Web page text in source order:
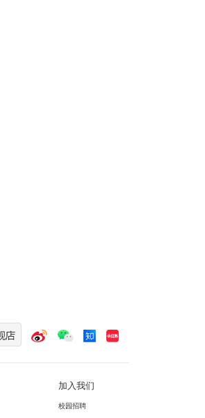
加入我们
校园招聘